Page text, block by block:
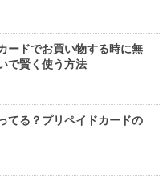
ードでお買い物する時に無
で賢く使う方法
てる？プリペイドカードの